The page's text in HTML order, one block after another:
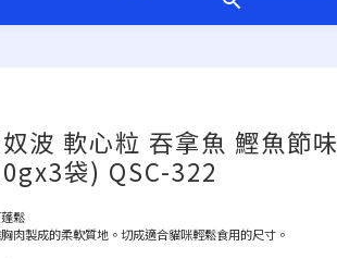
波 軟心粒 吞拿魚 鰹魚節味
袋) QSC-322
鬆
肉製成的柔軟質地。切成適合貓咪輕鬆食用的尺寸。